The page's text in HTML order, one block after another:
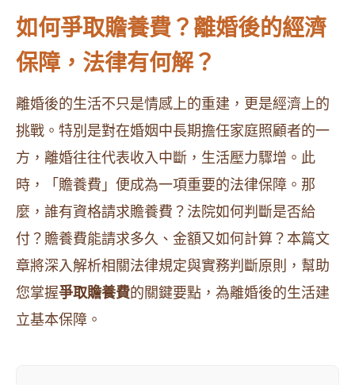
如何爭取贍養費？離婚後的經濟
保障，法律有何解？
離婚後的生活不只是情感上的重建，更是經濟上的
挑戰。特別是對在婚姻中長期擔任家庭照顧者的一
方，離婚往往代表收入中斷，生活壓力驟增。此
時，「贍養費」便成為一項重要的法律保障。那
麼，誰有資格請求贍養費？法院如何判斷是否給
付？贍養費能請求多久、金額又如何計算？本篇文
章將深入解析相關法律規定與實務判斷原則，幫助
您掌握爭取贍養費的關鍵要點，為離婚後的生活建
立基本保障。